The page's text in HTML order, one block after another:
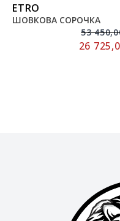
ETRO
ШОВКОВА СОРОЧКА
53
26